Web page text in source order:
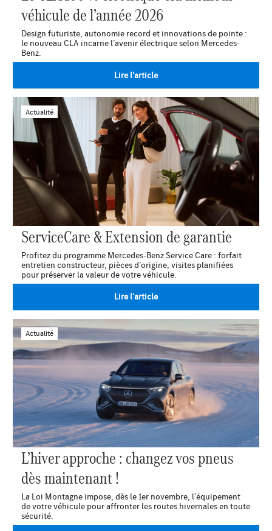
véhicule de l’année 2026
Design futuriste, autonomie record et innovations de pointe :
le nouveau CLA incarne l’avenir électrique selon Mercedes-
Benz.
Lire l'article
ServiceCare & Extension de garantie
Profitez du programme Mercedes-Benz Service Care : forfait
entretien constructeur, pièces d’origine, visites planifiées
pour préserver la valeur de votre véhicule.
Lire l'article
Actualité
L’hiver approche : changez vos pneus
dès maintenant !
La Loi Montagne impose, dès le 1er novembre, l’équipement
de votre véhicule pour affronter les routes hivernales en toute
sécurité.
Actualité